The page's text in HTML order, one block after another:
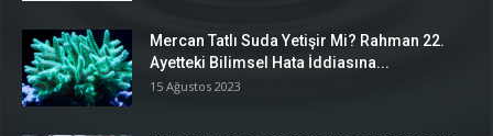
Mercan Tatlı Suda Yetişir Mi? Rahman 22.
Ayetteki Bilimsel Hata İddiasına...
15 Ağustos 2023